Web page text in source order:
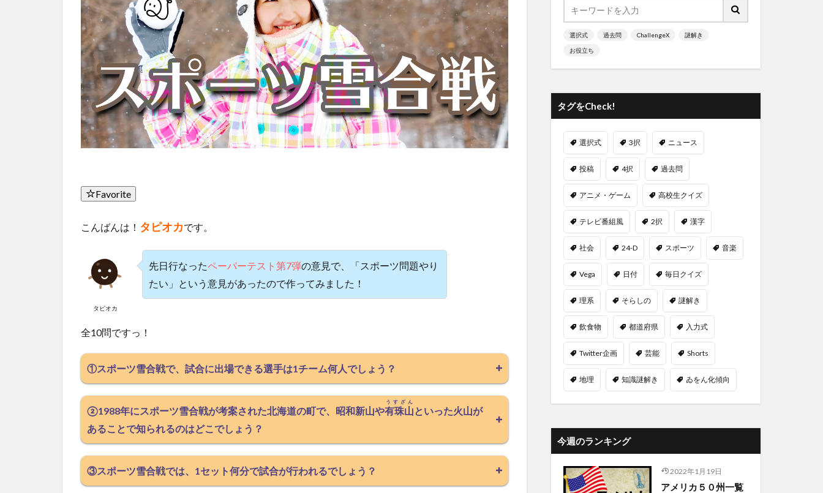
Favorite
こんばんは！ タピオカです。
タピオカ
先日行なったペーパーテスト第7弾の意見で、「スポーツ問題やり
たい」という意見があったので作ってみました！
全10問ですっ！
①スポーツ雪合戦で、試合に出場できる選手は1チーム何人でしょう？
②1988年にスポーツ雪合戦が考案された北海道の町で、昭和新山や有珠山
うすざん
といった火山が
あることで知られるのはどこでしょう？
③スポーツ雪合戦では、1セット何分で試合が行われるでしょう？
選択式 過去問 ChallengeX 謎解き
お役立ち
タグをCheck!
選択式 3択 ニュース
投稿 4択 過去問
アニメ・ゲーム 高校生クイズ
テレビ番組風 2択 漢字
社会 24-D スポーツ 音楽
Vega 日付 毎日クイズ
理系 そらしの 謎解き
飲食物 都道府県 入力式
Twitter企画 芸能 Shorts
地理 知識謎解き ゐをん化傾向
今週のランキング
2022年1月19日
アメリカ５０州一覧